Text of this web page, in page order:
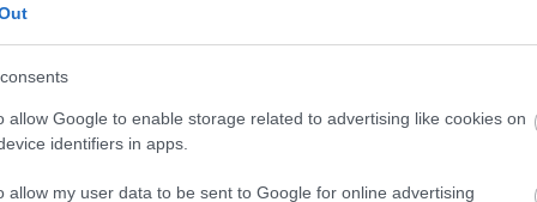
allow Google to enable storage related to advertising like cookies on
identifiers in apps.
allow my user data to be sent to Google for online advertising
és újjáépítés helyett – statikai
megerősítése és felújítása mellett
meg: megtisztítják és megerősítik
javítják az alapozást, valamint új